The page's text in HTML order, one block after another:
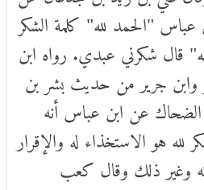
"الحمد لله" كلمة الشكر
قال شكرني عبدي. رواه ابن
جرير من حديث بشر بن
عن ابن عباس أنه
هو الاستخذاء له والإقرار
وغير ذلك وقال كعب